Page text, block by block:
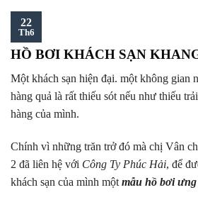
22
Th6
HỒ BƠI KHÁCH SẠN
Một khách sạn hiện đại. một không gian
hàng quả là rất thiếu sót nếu như thiếu
hàng của mình.
Chính vì những trăn trở đó mà chị Vân
2 đã liên hệ với Công Ty Phúc Hải, để
khách sạn của mình một mẫu hồ bơi